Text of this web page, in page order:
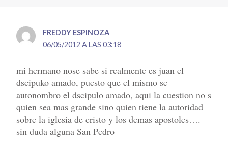
FREDDY ESPINOZA
06/05/2012 A LAS 03:18
mi hermano nose sabe si realmente es juan el
dscipuko amado, puesto que el mismo se
autonombro el dscipulo amado, aqui la cuestion no s
quien sea mas grande sino quien tiene la autoridad
sobre la iglesia de cristo y los demas apostoles….
sin duda alguna San Pedro